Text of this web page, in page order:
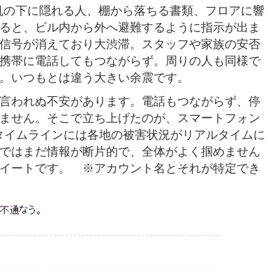
下に隠れる人、棚から落ちる書類、フロアに響
と、ビル内から外へ避難するように指示が出ま
号が消えており大渋滞。スタッフや家族の安否
帯に電話してもつながらず。周りの人も同様で
いつもとは違う大きい余震です。
われぬ不安があります。電話もつながらず、停
せん。そこで立ち上げたのが、スマートフォン
ムラインには各地の被害状況がリアルタイムに
はまだ情報が断片的で、全体がよく掴めません
ートです。 ※アカウント名とそれが特定でき